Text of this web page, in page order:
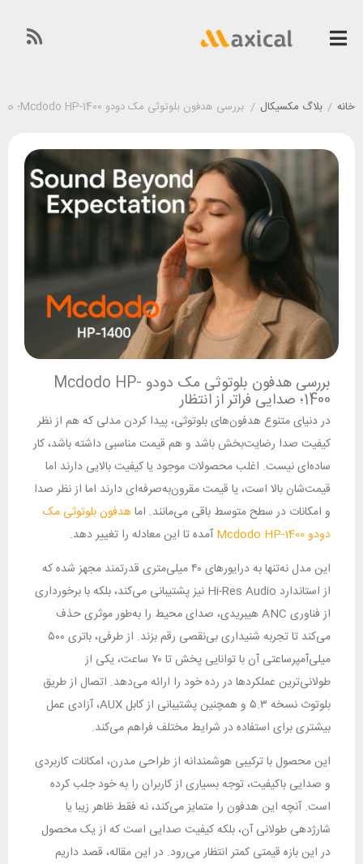
خانه / بلاگ مکسیکال / بررسی هدفون بلوتوثی مک دودو Mcdodo HP-1400؛ صدایی فراتر از انتظار
بررسی هدفون بلوتوثی مک دودو Mcdodo HP-
1400؛ صدایی فراتر از انتظار
در دنیای متنوع هدفون‌های بلوتوثی، پیدا کردن مدلی که هم از نظر
کیفیت صدا رضایت‌بخش باشد و هم قیمت مناسبی داشته باشد، کار
ساده‌ای نیست. اغلب محصولات موجود یا کیفیت بالایی دارند اما
قیمت‌شان بالا است، یا قیمت مقرون‌به‌صرفه‌ای دارند اما از نظر صدا
و امکانات در سطح متوسط باقی می‌مانند. اماهدفون بلوتوثی مک
دودو Mcdodo HP-1400
آمده تا این معادله را تغییر دهد.
این مدل نه‌تنها به درایورهای ۴۰ میلی‌متری قدرتمند مجهز شده که
از استاندارد Hi-Res Audio نیز پشتیبانی می‌کند، بلکه با برخورداری
از فناوری ANC هیبریدی، صدای محیط را به‌طور موثری حذف
می‌کند تا تجربه شنیداری بی‌نقصی رقم بزند. از طرفی، باتری ۵۰۰
میلی‌آمپرساعتی آن با توانایی پخش تا ۷۰ ساعت، یکی از
طولانی‌ترین عملکردها در رده خود را ارائه می‌دهد. اتصال از طریق
بلوتوث نسخه ۵.۳ و همچنین پشتیبانی از کابل AUX، آزادی عمل
بیشتری برای استفاده در شرایط مختلف فراهم می‌کند.
این محصول با ترکیبی هوشمندانه از طراحی مدرن، امکانات کاربردی
و صدایی باکیفیت، توجه بسیاری از کاربران را به خود جلب کرده
است. آنچه این هدفون را متمایز می‌کند، نه فقط ظاهر زیبا یا
شارژدهی طولانی آن، بلکه کیفیت صدایی است که از یک محصول
در این بازه قیمتی کمتر انتظار می‌رود. در این مقاله، قصد داریم